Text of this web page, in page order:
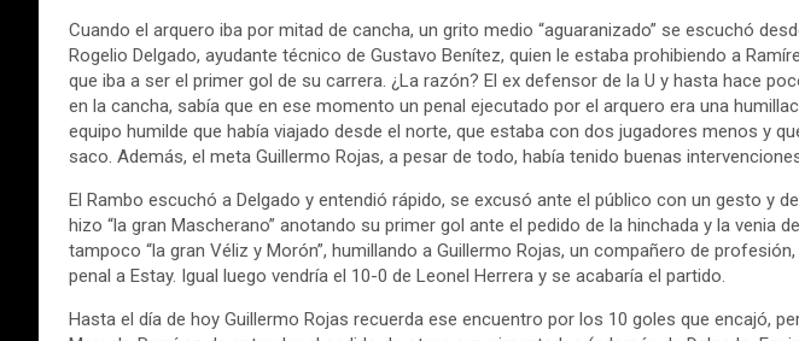
Cuando el arquero iba por mitad de cancha, un grito medio “aguaranizado” se escuchó
Rogelio Delgado, ayudante técnico de Gustavo Benítez, quien le estaba prohibiendo a
que iba a ser el primer gol de su carrera. ¿La razón? El ex defensor de la U y hasta hace
en la cancha, sabía que en ese momento un penal ejecutado por el arquero era una
equipo humilde que había viajado desde el norte, que estaba con dos jugadores menos y
saco. Además, el meta Guillermo Rojas, a pesar de todo, había tenido buenas
El Rambo escuchó a Delgado y entendió rápido, se excusó ante el público con un gesto y
hizo “la gran Mascherano” anotando su primer gol ante el pedido de la hinchada y la venia
tampoco “la gran Véliz y Morón”, humillando a Guillermo Rojas, un compañero de
penal a Estay. Igual luego vendría el 10-0 de Leonel Herrera y se acabaría el partido.
Hasta el día de hoy Guillermo Rojas recuerda ese encuentro por los 10 goles que encajó,